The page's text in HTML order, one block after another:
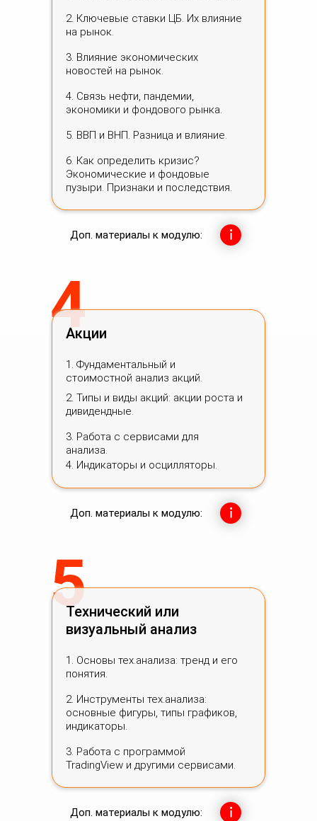
4
5
Акции
Технический или
визуальный анализ
1. Фундаментальный и
стоимостной анализ акций.
1. Основы тех.анализа: тренд и его
понятия.
2. Ключевые ставки ЦБ. Их влияние
на рынок.
2. Типы и виды акций: акции роста и
дивидендные.
2. Инструменты тех.анализа:
основные фигуры, типы графиков,
индикаторы.
3. Влияние экономических
новостей на рынок.
3. Работа с сервисами для
анализа.
3. Работа с программой
TradingView и другими сервисами.
4. Связь нефти, пандемии,
экономики и фондового рынка.
4. Индикаторы и осцилляторы.
5. ВВП и ВНП. Разница и влияние.
6. Как определить кризис?
Экономические и фондовые
пузыри. Признаки и последствия.
Доп. материалы к модулю:
Доп. материалы к модулю:
Доп. материалы к модулю: